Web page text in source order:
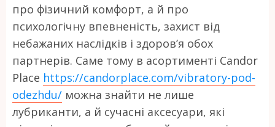
про фізичний комфорт, а й про
психологічну впевненість, захист від
небажаних наслідків і здоров’я обох
партнерів. Саме тому в асортименті Candor
Place https://candorplace.com/vibratory-pod-
odezhdu/ можна знайти не лише
лубриканти, а й сучасні аксесуари, які